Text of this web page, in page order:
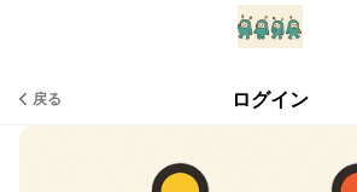
戻る ログイン